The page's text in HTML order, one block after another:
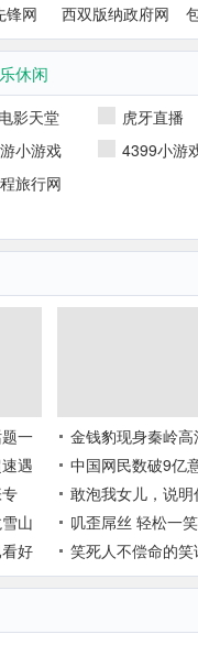
锋网 西双版纳政府网
休闲
影天堂 虎牙直播
小游戏
4399小游
旅行网
一
认
真
遇
”
人
山
子
好
金钱豹现身秦岭高
片曝光 野生金钱
么样的？
中国网民数破9亿
什么？中国网民数
具体详情曝光
敢泡我女儿，说明
人不简单
叽歪屌丝 轻松一
你
笑死人不偿命的笑
侣幽默笑话400则